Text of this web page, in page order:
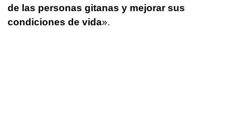
de las personas gitanas y mejorar sus
condiciones de vida».